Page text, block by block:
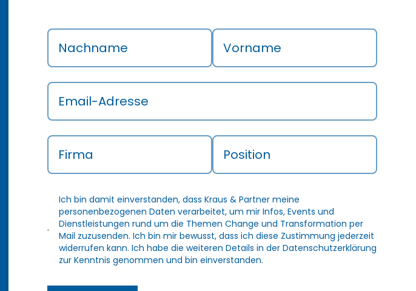
Nachname Vorname
Email-Adresse
Firma Position
Ich bin damit einverstanden, dass Kraus & Partner meine
personenbezogenen Daten verarbeitet, um mir Infos, Events und
Dienstleistungen rund um die Themen Change und Transformation per
Mail zuzusenden. Ich bin mir bewusst, dass ich diese Zustimmung jederzeit
widerrufen kann. Ich habe die weiteren Details in der Datenschutzerklärung
zur Kenntnis genommen und bin einverstanden.